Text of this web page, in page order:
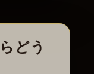
どう